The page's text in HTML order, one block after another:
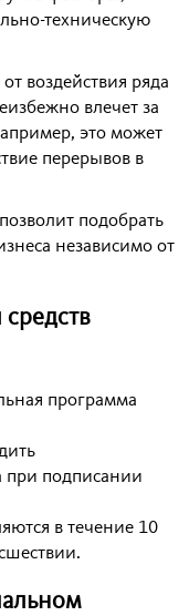
техническую
воздействия ряда
влечет за
это может
перерывов в
подобрать
независимо от
средств
программа
при подписании
в течение 10